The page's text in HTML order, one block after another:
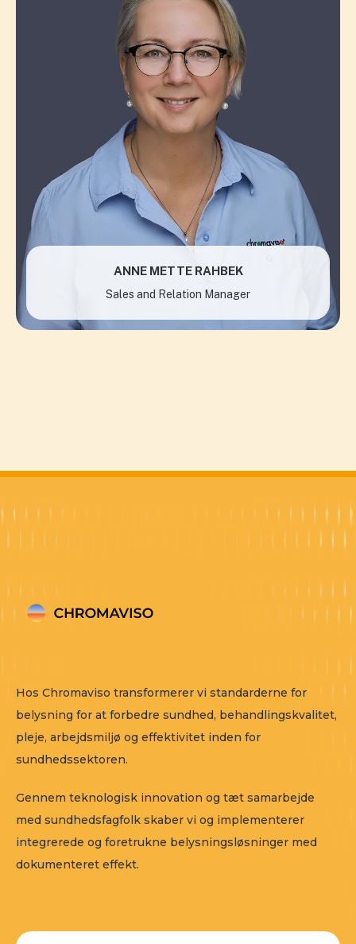
ANNE METTE RAHBEK
Sales and Relation Manager
Hos Chromaviso transformerer vi standarderne for
belysning for at forbedre sundhed, behandlingskvalitet,
pleje, arbejdsmiljø og effektivitet inden for
sundhedssektoren.
Gennem teknologisk innovation og tæt samarbejde
med sundhedsfagfolk skaber vi og implementerer
integrerede og foretrukne belysningsløsninger med
dokumenteret effekt.